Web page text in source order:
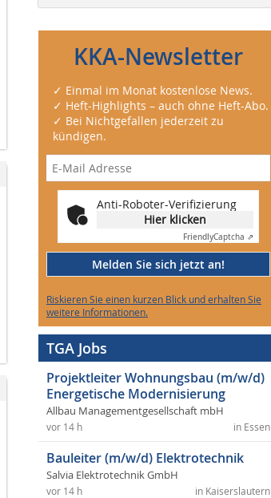
KKA-Newsletter
✓ Einmal im Monat kostenlose News.
✓ Heft-Highlights – auch ohne Heft-Abo.
✓ Bei Nichtgefallen jederzeit zu
kündigen.
Anti-Roboter-Verifizierung
Hier klicken
FriendlyCaptcha ⇗
Melden Sie sich jetzt an!
Riskieren Sie einen kurzen Blick und erhalten Sie
weitere Informationen.
TGA Jobs
Projektleiter Wohnungsbau (m/w/d)
Energetische Modernisierung
Allbau Managementgesellschaft mbH
in Essen
vor 14 h
Bauleiter (m/w/d) Elektrotechnik
Salvia Elektrotechnik GmbH
in Kaiserslautern
vor 14 h